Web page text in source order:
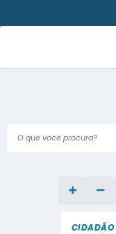
O que voce procura?
CIDADÃO